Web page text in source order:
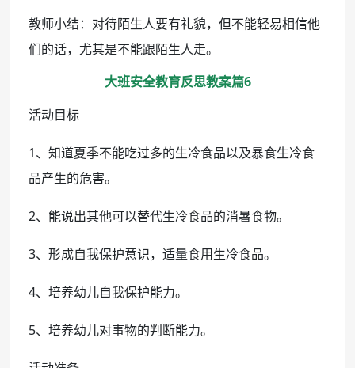
教师小结：对待陌生人要有礼貌，但不能轻易相信他
们的话，尤其是不能跟陌生人走。
大班安全教育反思教案篇6
活动目标
1、知道夏季不能吃过多的生冷食品以及暴食生冷食
品产生的危害。
2、能说出其他可以替代生冷食品的消暑食物。
3、形成自我保护意识，适量食用生冷食品。
4、培养幼儿自我保护能力。
5、培养幼儿对事物的判断能力。